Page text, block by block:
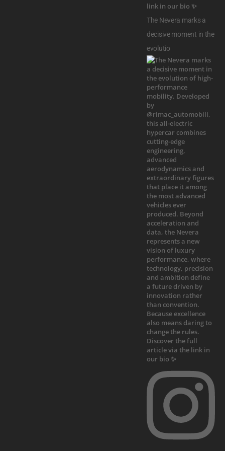
The Nevera marks a
decisive moment in the
evolutio